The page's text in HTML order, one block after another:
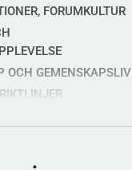
FORUMKULTUR
OCH GEMENSKAPSLIV